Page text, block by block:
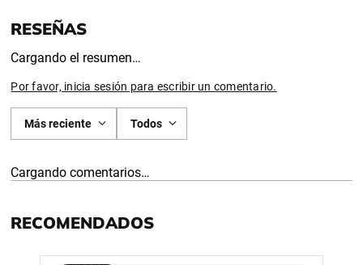
Cargando el resumen…
Por favor, inicia sesión para escribir un comentario.
Más reciente Todos
Cargando comentarios…
RECOMENDADOS